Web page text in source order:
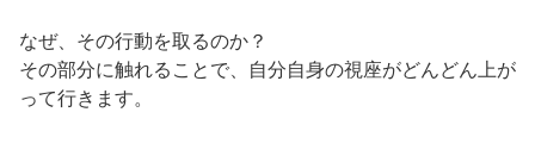
なぜ、その行動を取るのか？
その部分に触れることで、自分自身の視座がどんどん上が
って行きます。